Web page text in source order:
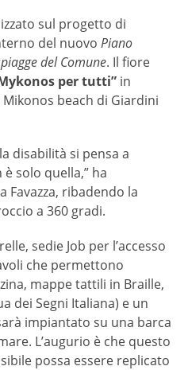
sul progetto di
del nuovo Piano
del Comune. Il fiore
per tutti” in
beach di Giardini
disabilità si pensa a
solo quella,” ha
Favazza, ribadendo la
a 360 gradi.
sedie Job per l’accesso
che permettono
mappe tattili in Braille,
dei Segni Italiana) e un
impiantato su una barca
L’augurio è che questo
possa essere replicato